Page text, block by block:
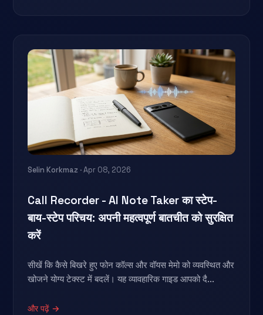
Selin Korkmaz · Apr 08, 2026
Call Recorder - AI Note Taker का स्टेप-
बाय-स्टेप परिचय: अपनी महत्वपूर्ण बातचीत को सुरक्षित
करें
सीखें कि कैसे बिखरे हुए फोन कॉल्स और वॉयस मेमो को व्यवस्थित और
खोजने योग्य टेक्स्ट में बदलें। यह व्यावहारिक गाइड आपको दै...
और पढ़ें →